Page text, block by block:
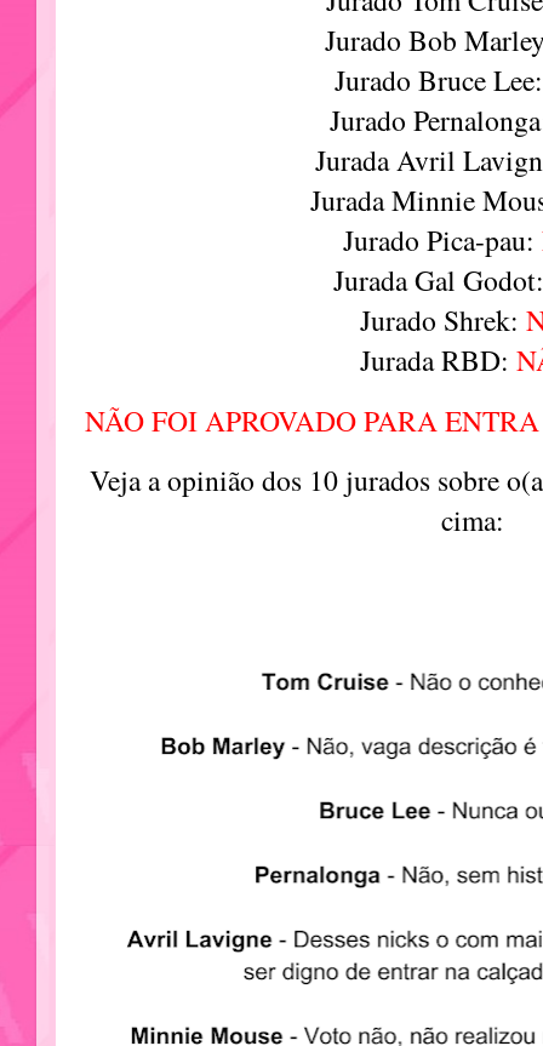
Jurado Bob
Jurado Bruce
Jurado
Jurada Avril
Jurada Minnie
Jurado Pica-pau:
Jurada Gal
Jurado Shrek:
Jurada RBD:
NÃO FOI APROVADO PARA
Veja a opinião dos 10 jurados sobre
cima: